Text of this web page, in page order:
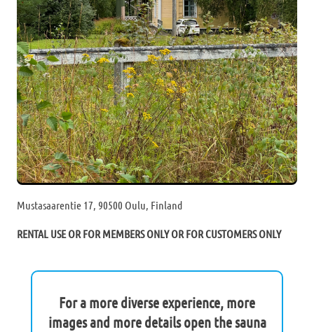
Mustasaarentie 17, 90500 Oulu, Finland
RENTAL USE OR FOR MEMBERS ONLY OR FOR CUSTOMERS ONLY
For a more diverse experience, more
images and more details open the sauna